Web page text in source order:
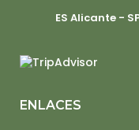
ES Alicante -
ENLACES